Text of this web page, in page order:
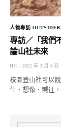
人物專訪
專訪／「我們
論山社未來
HH 2022 年 3 月 6 日
校園登山社可以
生、想像、嚮往